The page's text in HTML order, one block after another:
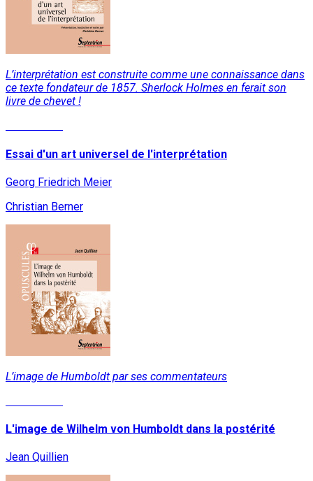
L’interprétation est construite comme une connaissance dans
ce texte fondateur de 1857. Sherlock Holmes en ferait son
livre de chevet !
Essai d'un art universel de l'interprétation
Georg Friedrich Meier
Christian Berner
L’image de Humboldt par ses commentateurs
L'image de Wilhelm von Humboldt dans la postérité
Jean Quillien